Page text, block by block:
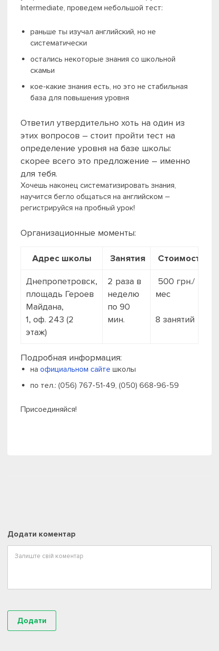
Intermediate, проведем небольшой тест:
раньше ты изучал английский, но не
систематически
остались некоторые знания со школьной
скамьи
кое-какие знания есть, но это не стабильная
база для повышения уровня
Ответил утвердительно хоть на один из
этих вопросов – стоит пройти тест на
определение уровня на базе школы:
скорее всего это предложение – именно
для тебя.
Хочешь наконец систематизировать знания,
научится бегло общаться на английском –
регистрируйся на пробный урок!
Организационные моменты:
Адрес школы Занятия Стоимость
Днепропетровск,
площадь Героев
Майдана,
1, оф. 243 (2
этаж)
2 раза в
неделю
по 90
мин.
500 грн./
мес
8 занятий
Подробная информация:
на официальном сайте школы
по тел.: (056) 767-51-49, (050) 668-96-59
Присоединяйся!
Додати коментар